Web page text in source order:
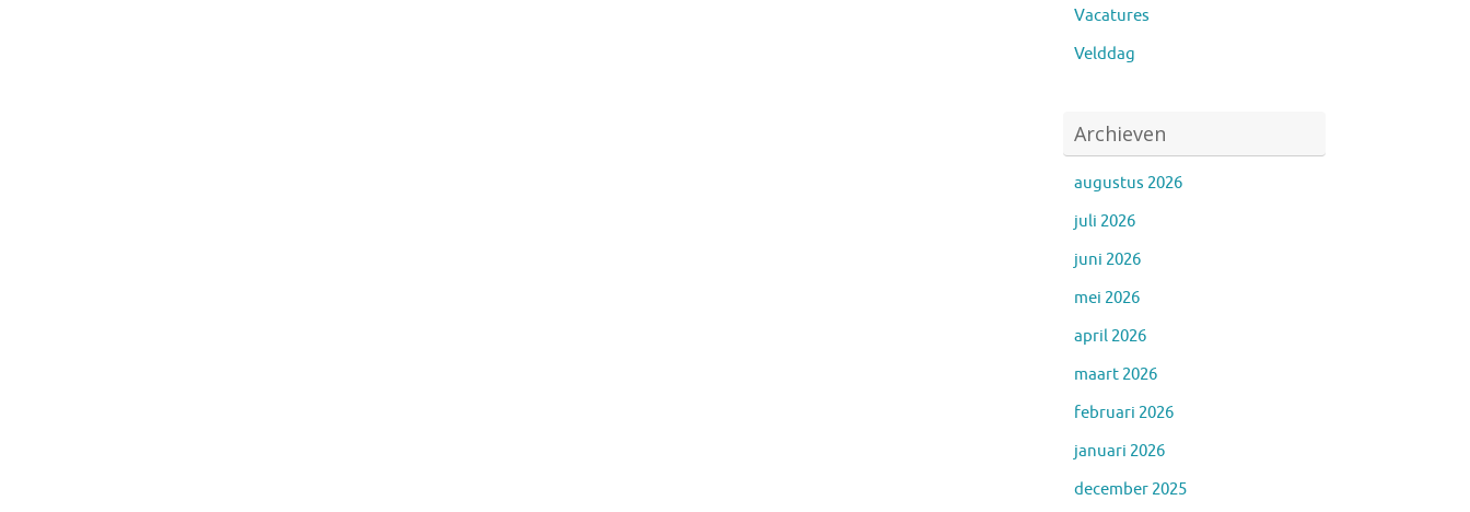
Vacatures
Velddag
Archieven
augustus 2026
juli 2026
juni 2026
mei 2026
april 2026
maart 2026
februari 2026
januari 2026
december 2025